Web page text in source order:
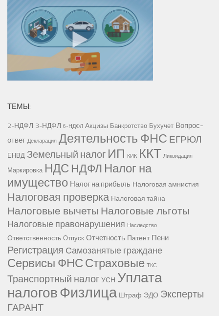
ТЕМЫ:
2-НДФЛ 3-НДФЛ 6-НДФЛ Акцизы Банкротство Бухучет Вопрос-
ответ Декларация Деятельность ФНС ЕГРЮЛ
ЕНВД Земельный налог ИП КИК ККТ Ликвидация
Маркировка НДС НДФЛ Налог на
имущество Налог на прибыль Налоговая амнистия
Налоговая проверка Налоговая тайна
Налоговые вычетыНалоговые льготы
Налоговые правонарушения Наследство
Ответственность Отпуск Отчетность Патент Пени
Регистрация Самозанятые граждане
Сервисы ФНССтраховые ТКС
Транспортный налогУСН Уплата
налоговФизлица Штраф ЭДО Эксперты
ГАРАНТ